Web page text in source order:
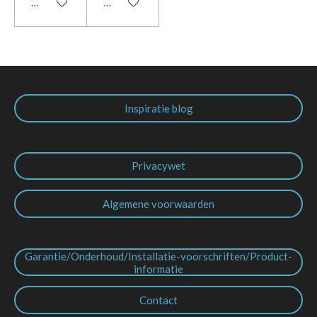
Inspiratie blog
Privacywet
Algemene voorwaarden
Garantie/Onderhoud/Installatie-voorschriften/Product-
informatie
Contact